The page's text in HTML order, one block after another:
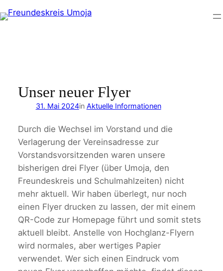
Inhalt
Unser neuer Flyer
31. Mai 2024in Aktuelle Informationen
Durch die Wechsel im Vorstand und die
Verlagerung der Vereinsadresse zur
Vorstandsvorsitzenden waren unsere
bisherigen drei Flyer (über Umoja, den
Freundeskreis und Schulmahlzeiten) nicht
mehr aktuell. Wir haben überlegt, nur noch
einen Flyer drucken zu lassen, der mit einem
QR-Code zur Homepage führt und somit stets
aktuell bleibt. Anstelle von Hochglanz-Flyern
wird normales, aber wertiges Papier
verwendet. Wer sich einen Eindruck vom